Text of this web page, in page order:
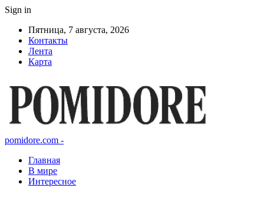
Sign in
Пятница, 7 августа, 2026
Контакты
Лента
Карта
pomidore.com -
Главная
В мире
Интересное